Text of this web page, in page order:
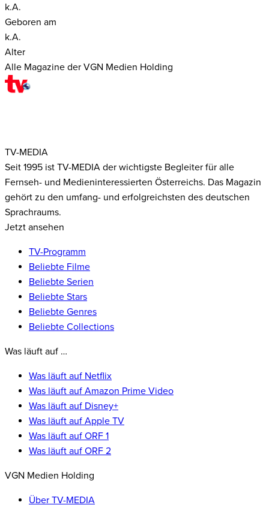
k.A.
Geboren am
k.A.
Alter
Alle Magazine der VGN Medien Holding
TV-MEDIA
Seit 1995 ist TV-MEDIA der wichtigste Begleiter für alle
Fernseh- und Medieninteressierten Österreichs. Das Magazin
gehört zu den umfang- und erfolgreichsten des deutschen
Sprachraums.
Jetzt ansehen
TV-Programm
Beliebte Filme
Beliebte Serien
Beliebte Stars
Beliebte Genres
Beliebte Collections
Was läuft auf …
Was läuft auf Netflix
Was läuft auf Amazon Prime Video
Was läuft auf Disney+
Was läuft auf Apple TV
Was läuft auf ORF 1
Was läuft auf ORF 2
VGN Medien Holding
Über TV-MEDIA